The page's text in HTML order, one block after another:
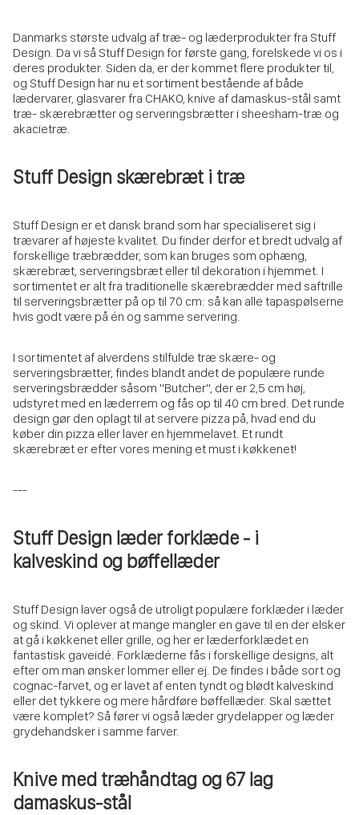
Danmarks største udvalg af træ- og læderprodukter fra Stuff
Design. Da vi så Stuff Design for første gang, forelskede vi os i
deres produkter. Siden da, er der kommet flere produkter til,
og Stuff Design har nu et sortiment bestående af både
lædervarer, glasvarer fra CHAKO, knive af damaskus-stål samt
træ- skærebrætter og serveringsbrætter i sheesham-træ og
akacietræ.
Stuff Design skærebræt i træ
Stuff Design er et dansk brand som har specialiseret sig i
trævarer af højeste kvalitet. Du finder derfor et bredt udvalg af
forskellige træbrædder, som kan bruges som ophæng,
skærebræt, serveringsbræt eller til dekoration i hjemmet. I
sortimentet er alt fra traditionelle skærebrædder med saftrille
til serveringsbrætter på op til 70 cm: så kan alle tapaspølserne
hvis godt være på én og samme servering.
I sortimentet af alverdens stilfulde træ skære- og
serveringsbrætter, findes blandt andet de populære runde
serveringsbrædder såsom "Butcher", der er 2,5 cm høj,
udstyret med en læderrem og fås op til 40 cm bred. Det runde
design gør den oplagt til at servere pizza på, hvad end du
køber din pizza eller laver en hjemmelavet. Et rundt
skærebræt er efter vores mening et must i køkkenet!
---
Stuff Design læder forklæde - i
kalveskind og bøffellæder
Stuff Design laver også de utroligt populære forklæder i læder
og skind. Vi oplever at mange mangler en gave til en der elsker
at gå i køkkenet eller grille, og her er læderforklædet en
fantastisk gaveidé. Forklæderne fås i forskellige designs, alt
efter om man ønsker lommer eller ej. De findes i både sort og
cognac-farvet, og er lavet af enten tyndt og blødt kalveskind
eller det tykkere og mere hårdføre bøffellæder. Skal sættet
være komplet? Så fører vi også læder grydelapper og læder
grydehandsker i samme farver.
Knive med træhåndtag og 67 lag
damaskus-stål